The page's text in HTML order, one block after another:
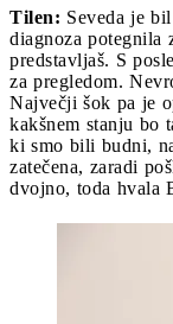
Tilen: Seveda je
diagnoza potegnila
predstavljaš. S
za pregledom.
Največji šok pa je
kakšnem stanju bo
ki smo bili budni,
zatečena, zaradi
dvojno, toda hvala